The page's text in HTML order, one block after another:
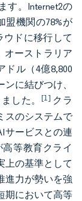
す。Internet2の
盟機関の78%が
ウドに移行して
オーストラリア
ドル（4億8,800
に結びつけ、
した。 [1] クラ
スのシステムで
サービスとの連
高等教育クライ
上の基準として
進力が勢いを強
期において高等